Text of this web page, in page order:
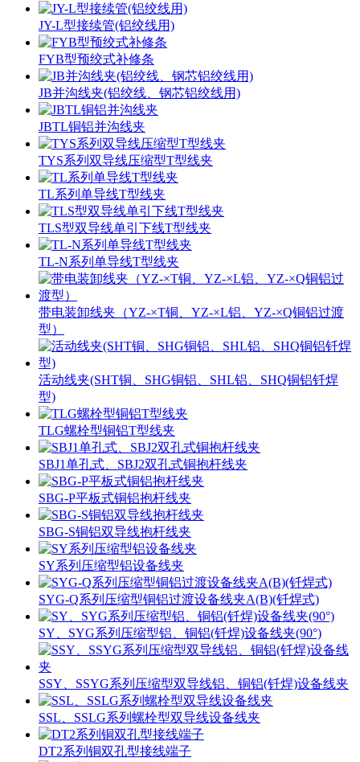
JY-L型接续管(铝绞线用)
FYB型预绞式补修条
JB并沟线夹(铝绞线、钢芯铝绞线用)
JBTL铜铝并沟线夹
TYS系列双导线压缩型T型线夹
TL系列单导线T型线夹
TLS型双导线单引下线T型线夹
TL-N系列单导线T型线夹
带电装卸线夹（YZ-×T铜、YZ-×L铝、YZ-×Q铜铝过渡
型）
活动线夹(SHT铜、SHG铜铝、SHL铝、SHQ铜铝钎焊
型)
TLG螺栓型铜铝T型线夹
SBJ1单孔式、SBJ2双孔式铜抱杆线夹
SBG-P平板式铜铝抱杆线夹
SBG-S铜铝双导线抱杆线夹
SY系列压缩型铝设备线夹
SYG-Q系列压缩型铜铝过渡设备线夹A(B)(钎焊式)
SY、SYG系列压缩型铝、铜铝(钎焊)设备线夹(90°)
SSY、SSYG系列压缩型双导线铝、铜铝(钎焊)设备线夹
SSL、SSLG系列螺栓型双导线设备线夹
DT2系列铜双孔型接线端子